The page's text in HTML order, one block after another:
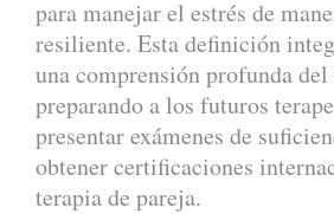
para manejar el estrés de
resiliente. Esta definición
una comprensión profunda del
preparando a los futuros
presentar exámenes de
obtener certificaciones
terapia de pareja.